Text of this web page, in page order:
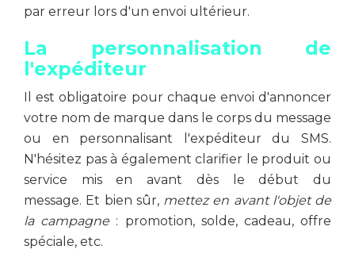
par erreur lors d'un envoi ultérieur.
La personnalisation de
l'expéditeur
Il est obligatoire pour chaque envoi d'annoncer
votre nom de marque dans le corps du message
ou en personnalisant l'expéditeur du SMS.
N'hésitez pas à également clarifier le produit ou
service mis en avant dès le début du
message. Et bien sûr, mettez en avant l'objet de
la campagne : promotion, solde, cadeau, offre
spéciale, etc.